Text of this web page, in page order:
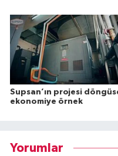
Supsan’ın projesi
ekonomiye örnek
Yorumlar